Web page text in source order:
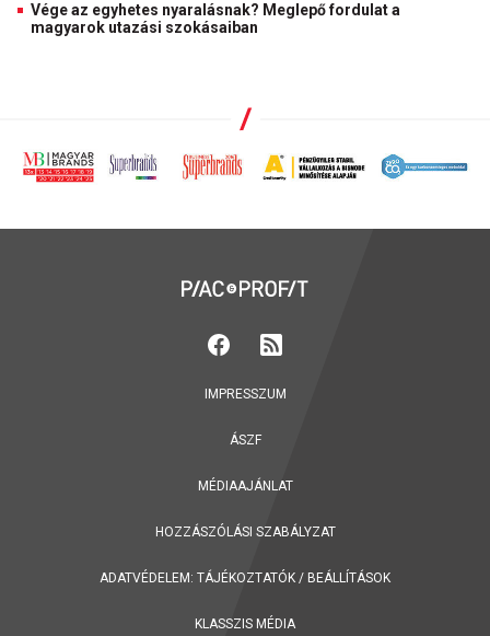
Vége az egyhetes nyaralásnak? Meglepő fordulat a
magyarok utazási szokásaiban
IMPRESSZUM
ÁSZF
MÉDIAAJÁNLAT
HOZZÁSZÓLÁSI SZABÁLYZAT
ADATVÉDELEM: TÁJÉKOZTATÓK / BEÁLLÍTÁSOK
KLASSZIS MÉDIA